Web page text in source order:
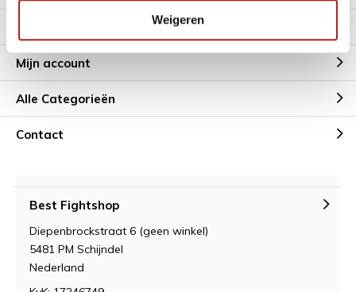
Weigeren
Mijn account
Alle Categorieën
Contact
Best Fightshop
Diepenbrockstraat 6 (geen winkel)
5481 PM Schijndel
Nederland